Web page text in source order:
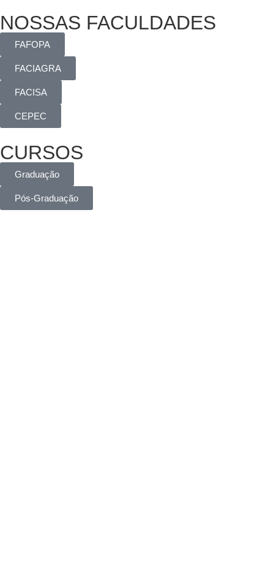
NOSSAS FACULDADES
FAFOPA
FACIAGRA
FACISA
CEPEC
CURSOS
Graduação
Pós-Graduação